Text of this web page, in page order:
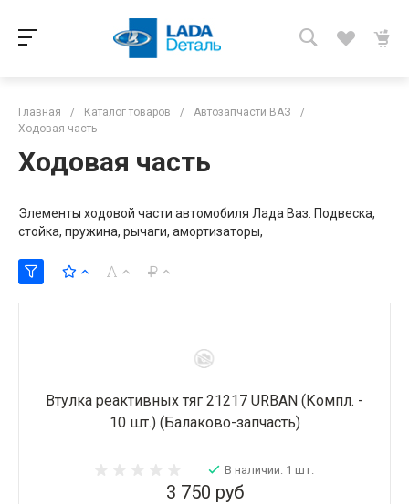
Главная / Каталог товаров / Автозапчасти ВАЗ
/
Ходовая часть
Ходовая часть
Элементы ходовой части автомобиля Лада Ваз. Подвеска,
стойка, пружина, рычаги, амортизаторы,
Втулка реактивных тяг 21217 URBAN (Компл. -
10 шт.) (Балаково-запчасть)
В наличии: 1 шт.
3 750 руб